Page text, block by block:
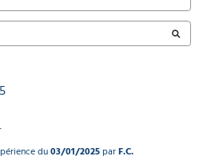
5
du03/01/2025parF.C.